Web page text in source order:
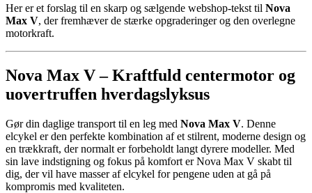
Her er et forslag til en skarp og sælgende webshop-tekst til Nova
Max V, der fremhæver de stærke opgraderinger og den overlegne
motorkraft.
Nova Max V – Kraftfuld centermotor og
uovertruffen hverdagslyksus
Gør din daglige transport til en leg med Nova Max V. Denne
elcykel er den perfekte kombination af et stilrent, moderne design og
en trækkraft, der normalt er forbeholdt langt dyrere modeller. Med
sin lave indstigning og fokus på komfort er Nova Max V skabt til
dig, der vil have masser af elcykel for pengene uden at gå på
kompromis med kvaliteten.